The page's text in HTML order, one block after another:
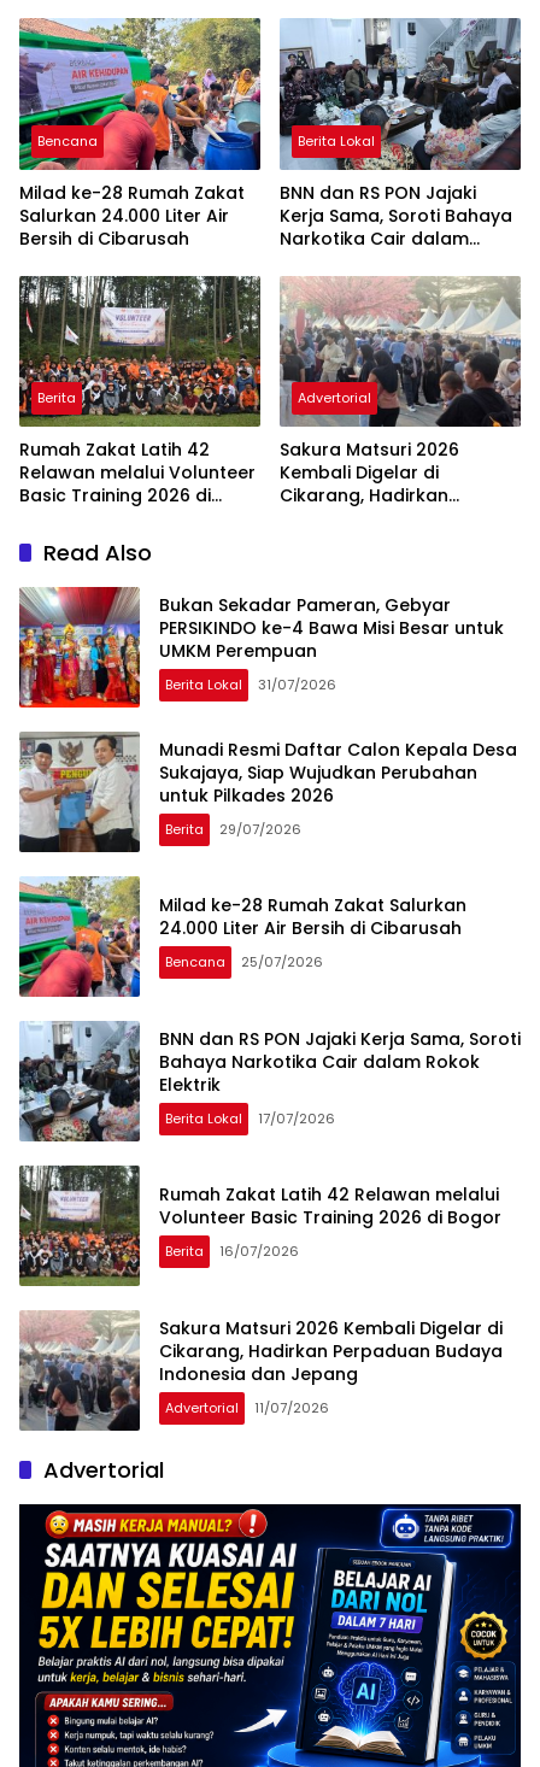
Bencana
Milad ke-28 Rumah Zakat
Salurkan 24.000 Liter Air
Bersih di Cibarusah
Berita Lokal
BNN dan RS PON Jajaki
Kerja Sama, Soroti Bahaya
Narkotika Cair dalam
Berita
Rumah Zakat Latih 42
Relawan melalui Volunteer
Basic Training 2026 di
Advertorial
Sakura Matsuri 2026
Kembali Digelar di
Cikarang, Hadirkan
Read Also
Bukan Sekadar Pameran, Gebyar
PERSIKINDO ke-4 Bawa Misi Besar untuk
UMKM Perempuan
Berita Lokal 31/07/2026
Munadi Resmi Daftar Calon Kepala Desa
Sukajaya, Siap Wujudkan Perubahan
untuk Pilkades 2026
Berita 29/07/2026
Milad ke-28 Rumah Zakat Salurkan
24.000 Liter Air Bersih di Cibarusah
Bencana 25/07/2026
BNN dan RS PON Jajaki Kerja Sama, Soroti
Bahaya Narkotika Cair dalam Rokok
Elektrik
Berita Lokal 17/07/2026
Rumah Zakat Latih 42 Relawan melalui
Volunteer Basic Training 2026 di Bogor
Berita 16/07/2026
Sakura Matsuri 2026 Kembali Digelar di
Cikarang, Hadirkan Perpaduan Budaya
Indonesia dan Jepang
Advertorial 11/07/2026
Advertorial